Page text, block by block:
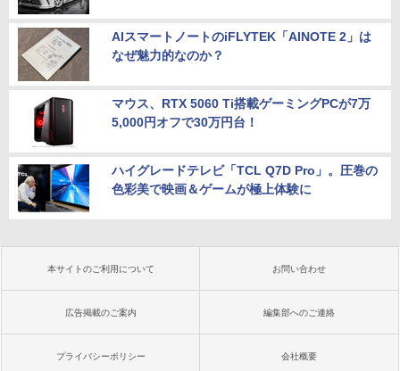
AIスマートノートのiFLYTEK「AINOTE 2」は
なぜ魅力的なのか？
マウス、RTX 5060 Ti搭載ゲーミングPCが7万
5,000円オフで30万円台！
ハイグレードテレビ「TCL Q7D Pro」。圧巻の
色彩美で映画＆ゲームが極上体験に
本サイトのご利用について お問い合わせ
広告掲載のご案内 編集部へのご連絡
プライバシーポリシー 会社概要